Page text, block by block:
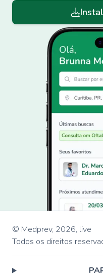
© Medprev, 2026, live
Todos os direitos